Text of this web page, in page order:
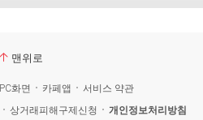
맨위로
PC화면 카페앱
서비스 약관
상거래피해구제신청 개인정보처리방침